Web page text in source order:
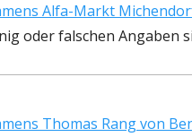
Alfa-Markt
oder falschen Angaben
Thomas Rang von